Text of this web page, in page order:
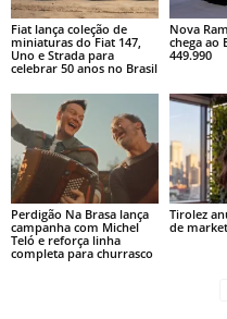
Fiat lança coleção de
miniaturas do Fiat 147,
Uno e Strada para
celebrar 50 anos no Brasil
Nova
chega ao
449.990
Perdigão Na Brasa lança
campanha com Michel
Teló e reforça linha
completa para churrasco
Tirolez
de